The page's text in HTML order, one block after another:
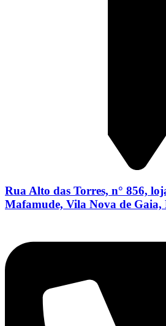
Rua Alto das Torres, n° 856,
Mafamude, Vila Nova de